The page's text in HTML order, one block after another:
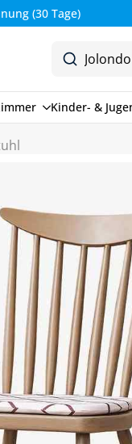
Kinder- &